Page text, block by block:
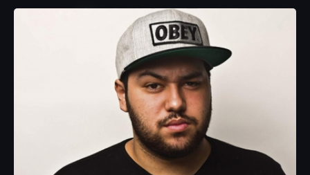
Montana est connu pour ses fréquentes
collaborations avec Max B, et plus récemment
avec Rick Ross aux côtés de son groupe, les Coke
Boys. Il a également collaboré avec des artistes de
renom tels que Drake, will.i.am, Jeremih, Future, Lil
Wayne, Fat Joe, J Balvin… entre autres.